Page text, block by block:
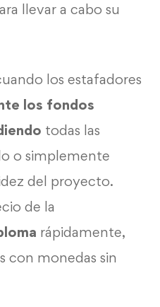
llevar a cabo su
los estafadores
los fondos
todas las
o simplemente
del proyecto.
de la
rápidamente,
con monedas sin